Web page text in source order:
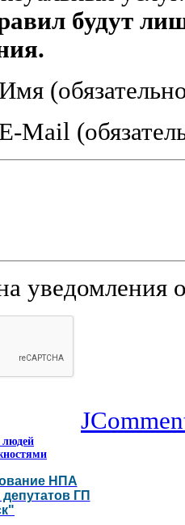
будут
Имя
E-Mail
уведомления
людей
НПА
ГП